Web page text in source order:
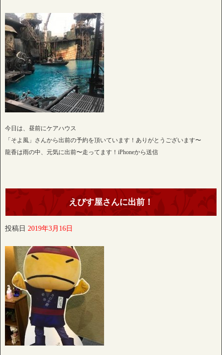
今日は、昼前にケアハウス
「そよ風」さんから出前の予約を頂いています！ありがとうございます〜
龍香は雨の中、元気に出前〜走ってます！iPhoneから送信
えびす屋さんに出前！
投稿日 2019年3月16日